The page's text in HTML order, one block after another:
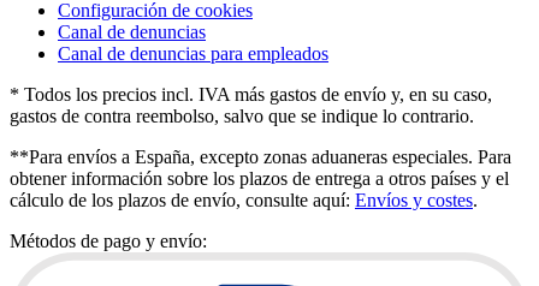
Configuración de cookies
Canal de denuncias
Canal de denuncias para empleados
* Todos los precios incl. IVA más gastos de envío y, en su caso,
gastos de contra reembolso, salvo que se indique lo contrario.
**Para envíos a España, excepto zonas aduaneras especiales. Para
obtener información sobre los plazos de entrega a otros países y el
cálculo de los plazos de envío, consulte aquí: Envíos y costes.
Métodos de pago y envío: